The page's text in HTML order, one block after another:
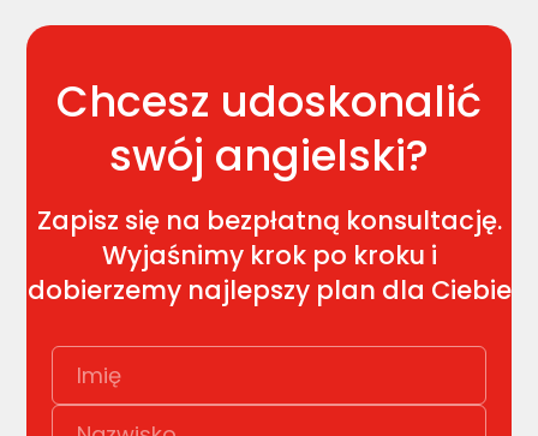
Chcesz udoskonalić
swój angielski?
Zapisz się na bezpłatną konsultację.
Wyjaśnimy krok po kroku i
dobierzemy najlepszy plan dla Ciebie